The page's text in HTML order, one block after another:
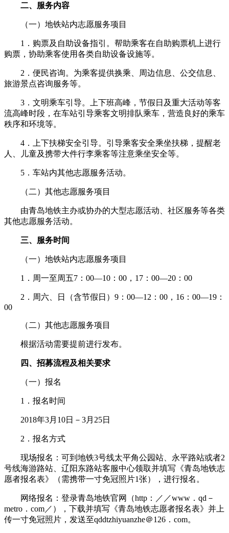
二、服务内容
（一）地铁站内志愿服务项目
1．购票及自助设备指引。帮助乘客在自助购票机上进行
购票，协助乘客使用各类自助设备设施等。
2．便民咨询。为乘客提供换乘、周边信息、公交信息、
旅游景点咨询服务等。
3．文明乘车引导。上下班高峰，节假日及重大活动等客
流高峰时段，在车站引导乘客文明排队乘车，营造良好的乘车
秩序和环境等。
4．上下扶梯安全引导。引导乘客安全乘坐扶梯，提醒老
人、儿童及携带大件行李乘客等注意乘坐安全等。
5．车站内其他志愿服务活动。
（二）其他志愿服务项目
由青岛地铁主办或协办的大型志愿活动、社区服务等各类
其他志愿服务活动。
三、服务时间
（一）地铁站内志愿服务项目
1．周一至周五7：00—10：00，17：00—20：00
2．周六、日（含节假日）9：00—12：00，16：00—19：
00
（二）其他志愿服务项目
根据活动需要提前进行发布。
四、招募流程及相关要求
（一）报名
1．报名时间
2018年3月10日－3月25日
2．报名方式
现场报名：可到地铁3号线太平角公园站、永平路站或者2
号线海游路站、辽阳东路站客服中心领取并填写《青岛地铁志
愿者报名表》（需携带一寸免冠照片1张），进行报名。
网络报名：登录青岛地铁官网（http：／／www．qd－
metro．com／），下载并填写《青岛地铁志愿者报名表》并上
传一寸免冠照片，发送至qddtzhiyuanzhe＠126．com。